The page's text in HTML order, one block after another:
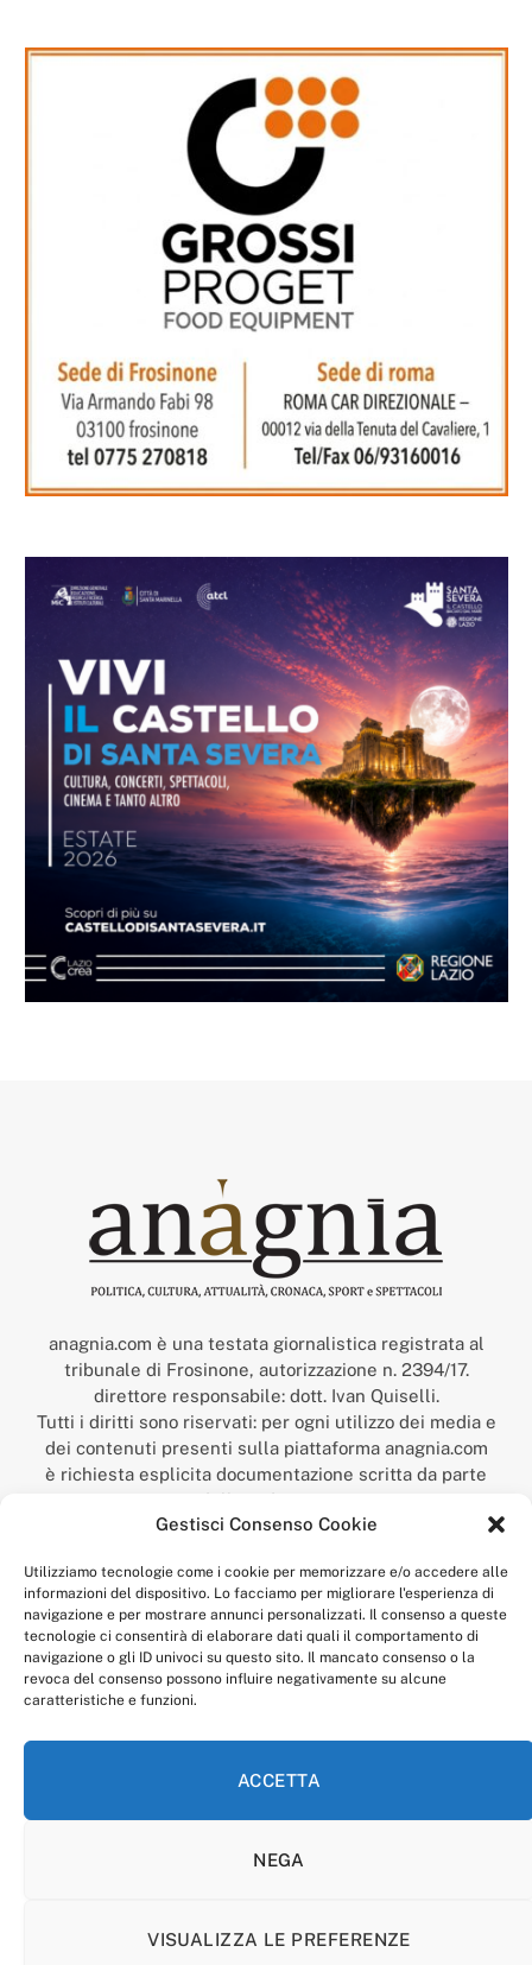
Gestisci Consenso Cookie
Utilizziamo tecnologie come i cookie per memorizzare e/o accedere alle
informazioni del dispositivo. Lo facciamo per migliorare l'esperienza di
navigazione e per mostrare annunci personalizzati. Il consenso a queste
tecnologie ci consentirà di elaborare dati quali il comportamento di
navigazione o gli ID univoci su questo sito. Il mancato consenso o la
revoca del consenso possono influire negativamente su alcune
caratteristiche e funzioni.
ACCETTA
NEGA
VISUALIZZA LE PREFERENZE
anagnia.com è una testata giornalistica registrata al
tribunale di Frosinone, autorizzazione n. 2394/17.
direttore responsabile: dott. Ivan Quiselli.
Tutti i diritti sono riservati: per ogni utilizzo dei media e
dei contenuti presenti sulla piattaforma anagnia.com
è richiesta esplicita documentazione scritta da parte
della redazione.
“Anagnia” è un marchio registrato presso l’Ufficio Italiano
Economico,
num. registrazione: 302017000014044 del 9 febbraio 2017.
Per contatti:redazione@anagnia.com
COOKIE POLICY